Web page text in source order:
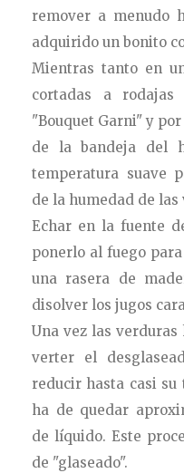
remover a menudo
adquirido un bonito
Mientras tanto en
cortadas a
"Bouquet Garni" y
de la bandeja del
temperatura suave
de la humedad de las
Echar en la fuente
ponerlo al fuego
una rasera de
disolver los jugos
Una vez las
verter el
reducir hasta casi
ha de quedar
de líquido. Este
de "glaseado".